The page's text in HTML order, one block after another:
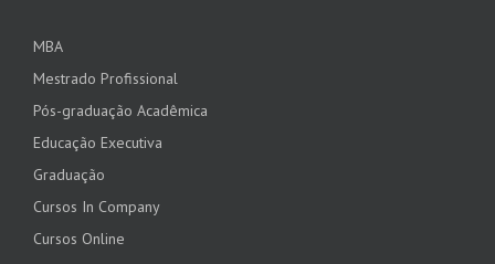
MBA
Mestrado Profissional
Pós-graduação Acadêmica
Educação Executiva
Graduação
Cursos In Company
Cursos Online